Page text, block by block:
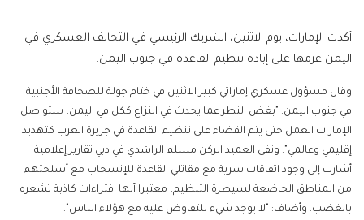
أكدت الإمارات، يوم الاثنين، الشريك الرئيسي في التحالف العسكري في
اليمن عزمها على إبادة تنظيم القاعدة في جنوب اليمن.
وقال مسؤول عسكري إماراتي كبير الاثنين في ختام جولة للصحافة الأجنبية
في جنوب اليمن: "بغض النظر عما يحدث في النزاع ككل في اليمن، ستواصل
الإمارات العمل حتى يتم القضاء على تنظيم القاعدة في جزيرة العرب كتهديد
إقليمي وعالمي". ونفى العميد الركن مسلم الراشدي في دبي تقارير إعلامية
أشارت إلى وجود اتفاقات سرية مع مقاتلي القاعدة للإنسحاب مع أسلحتهم
من المناطق الخاضعة لسيطرة التنظيم، معتبرا أنها افتراءات كاذبة تشعره
بالغضب. وأضاف: "لا يوجد شيء للتفاوض عليه مع هؤلاء الناس".